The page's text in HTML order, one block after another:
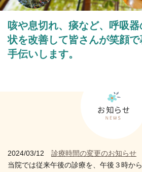
咳や息切れ、痰など、呼吸
状を改善して皆さんが笑顔
手伝いします。
2024/03/12
診療時間の変更のお知らせ
当院では従来午後の診療を、午後３時か